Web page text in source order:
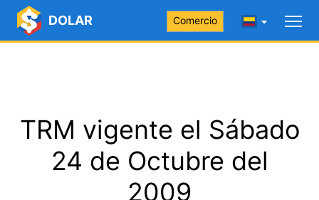
DOLAR Comercio
TRM vigente el Sábado
24 de Octubre del
2009